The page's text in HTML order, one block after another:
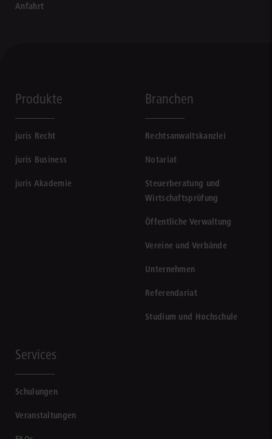
Anfahrt
Produkte
juris Recht
juris Business
juris Akademie
Branchen
Rechtsanwaltskanzlei
Notariat
Steuerberatung und
Wirtschaftsprüfung
Öffentliche Verwaltung
Vereine und Verbände
Unternehmen
Referendariat
Studium und Hochschule
Services
Schulungen
Veranstaltungen